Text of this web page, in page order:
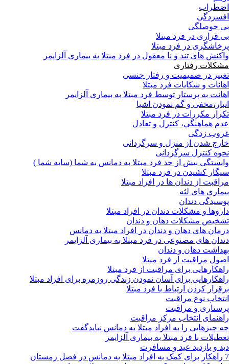
اضطراب
افسردگی
بی حوصلگی
بی قراری در فرد مبتلا
پرخاشگری در فرد مبتلا
واکنش های تند و نا معقول در فرد مبتلا به بیماری آلزایمر
مشکلات رفتاری
تغییر در صمیمیت و رفتار جنسی
اهانات و شکایات فرد مبتلا
اهانت به پرستار توسط فرد مبتلا به بیماری آلزایمر
انبار،مخفی و گم نمودن اشیا
تکرار مکررات در فرد مبتلا
عدم هماهنگي، كنترل و تعادل
غروب زدگی
خارج شدن از منزل و سرگردانی
نحوه کنترل سرگردانی
وابستگی بیش از حد فرد مبتلا به دمانس به شما (سایه شما )
سیگار کشیدن در فرد مبتلا
مراقبت از دندان ها در افراد مبتلا
بیماری های لثه
پوسیدگی دندان
داروها و مشکلات دندان در افراد مبتلا
تشخیص مشکلات دهان و دندان
درمان های دهان و دندان در افراد مبتلا به دمانس
دندان های مصنوعی در فرد مبتلا به بیماری آلزایمر
بهداشت دهان و دندان
اصول مراقبت از فرد مبتلا
راهکارهایی برای مراقبت از فرد مبتلا
راهکارهایی برای آسان نمودن زندگی روزمره برای افراد مبتلا
برقرار کردن ارتباط با فرد مبتلا
انتخاب نوع مراقبت
پرستاری و مراقبت
راهنمای انتخاب مرکز مراقبت
چه چیزهایی را به افراد مبتلا به دمانس نبایدگفت
تعطیلات با فرد مبتلا به بیماری آلزایمر
دید و بازدید عید و مسافرت
7 راهکار برای کمک به افراد مبتلا به دمانس در فصل زمستان